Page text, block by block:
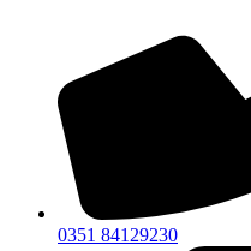
0351 84129230